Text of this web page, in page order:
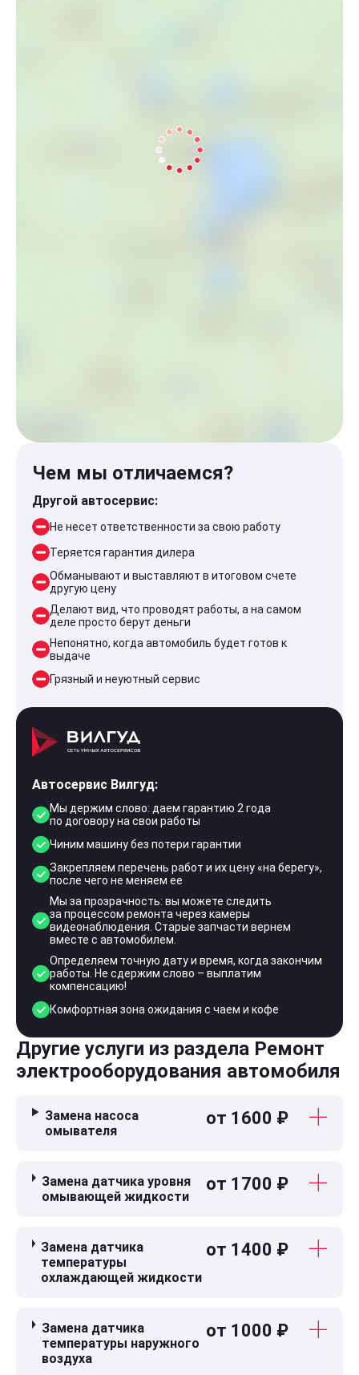
Чем мы отличаемся?
Другой автосервис:
Не несет ответственности за свою работу
Теряется гарантия дилера
Обманывают и выставляют в итоговом счете
другую цену
Делают вид, что проводят работы, а на самом
деле просто берут деньги
Непонятно, когда автомобиль будет готов к
выдаче
Грязный и неуютный сервис
Автосервис Вилгуд:
Мы держим слово: даем гарантию 2 года
по договору на свои работы
Чиним машину без потери гарантии
Закрепляем перечень работ и их цену «на берегу»,
после чего не меняем ее
Мы за прозрачность: вы можете следить
за процессом ремонта через камеры
видеонаблюдения. Старые запчасти вернем
вместе с автомобилем.
Определяем точную дату и время, когда закончим
работы. Не сдержим слово – выплатим
компенсацию!
Комфортная зона ожидания с чаем и кофе
Другие услуги из раздела Ремонт
электрооборудования автомобиля
Замена насоса
омывателя
от 1600 ₽
Замена датчика уровня
омывающей жидкости
от 1700 ₽
Замена датчика
температуры
охлаждающей жидкости
от 1400 ₽
Замена датчика
температуры наружного
воздуха
от 1000 ₽